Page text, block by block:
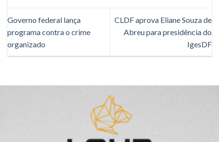
Governo federal lança
programa contra o crime
organizado
CLDF aprova Eliane Souza de
Abreu para presidência do
IgesDF